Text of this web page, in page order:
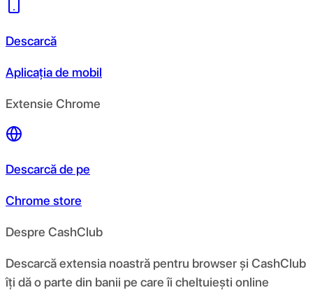
Descarcă
Aplicația de mobil
Extensie Chrome
Descarcă de pe
Chrome store
Despre CashClub
Descarcă extensia noastră pentru browser și CashClub
îți dă o parte din banii pe care îi cheltuiești online